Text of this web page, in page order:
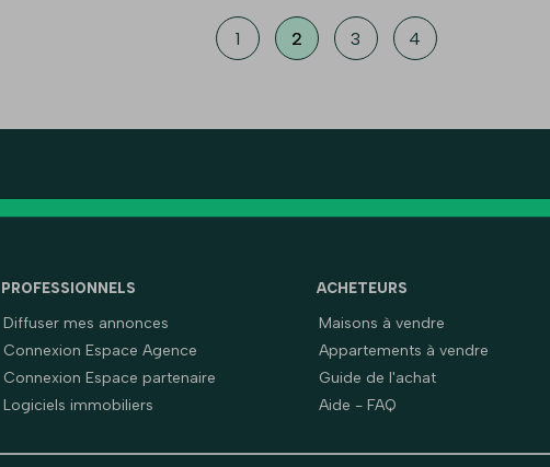
1 2 3 4
PROFESSIONNELS
Diffuser mes annonces
Connexion Espace Agence
Connexion Espace partenaire
Logiciels immobiliers
ACHETEURS
Maisons à vendre
Appartements à vendre
Guide de l'achat
Aide - FAQ